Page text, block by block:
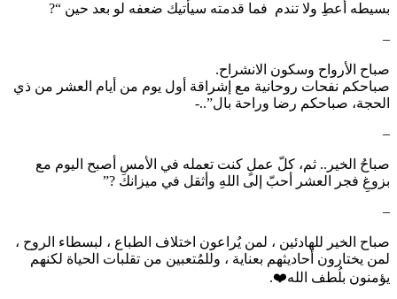
بسيطه أعطِ ولا تندم فما قدمته سيأتيك ضعفه لو بعد حين “?
–
صباح الأرواح وسكون الانشراح.
صباحكم نفحات روحانية مع إشراقة أول يوم من أيام العشر من ذي
الحجة، صباحكم رضا وراحة بال”..-
–
صباحُ الخير.. ثم، كلّ عملٍ كنت تعمله في الأمسِ أصبح اليوم مع
بزوغِ فجر العشر أحبّ إلى اللهِ وأثقل في ميزانك ?”
–
صباح الخير للهادئين ، لمن يُراعون اختلاف الطباع ، لبسطاﺀ ﺍﻟﺮﻭﺡ ،
لمن يختارون أحاديثهم بعناية ، وﻟﻠﻤُﺘﻌﺒﻴﻦ ﻣﻦ ﺗﻘﻠﺒﺎﺕ ﺍلحياة لكنهم
يؤمنون بلُطف الله❤️.